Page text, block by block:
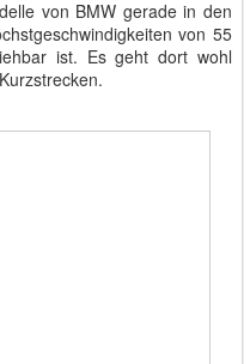
von BMW gerade in den
von 55
ist. Es geht dort wohl